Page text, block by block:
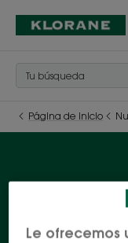
Página de inicio
Le ofrecemos